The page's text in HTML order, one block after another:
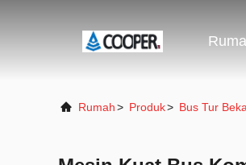
Rumah> Produk> Bus Tur